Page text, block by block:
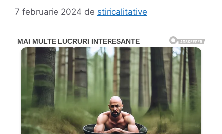
7 februarie 2024 de stiricalitative